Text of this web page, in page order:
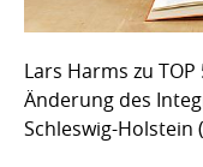
Lars Harms zu
Änderung des
Schleswig-Holstein